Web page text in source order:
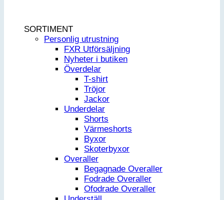
SORTIMENT
Personlig utrustning
FXR Utförsäljning
Nyheter i butiken
Överdelar
T-shirt
Tröjor
Jackor
Underdelar
Shorts
Värmeshorts
Byxor
Skoterbyxor
Overaller
Begagnade Overaller
Fodrade Overaller
Ofodrade Overaller